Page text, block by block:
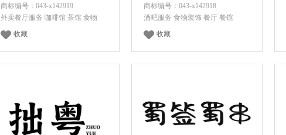
商标编号：043-x142919
外卖餐厅服务 咖啡馆 茶馆 食物
收藏
商标编号：043-x142918
酒吧服务 食物装饰 餐厅 餐馆
收藏